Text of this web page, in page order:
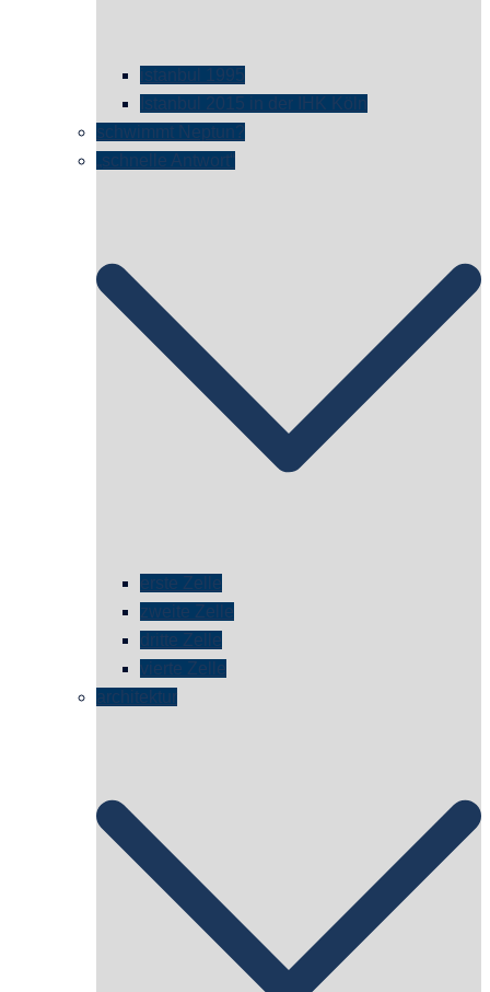
istanbul 1995
Istanbul 2015 in der IHK Köln
schwimmt Neptun?
„schnelle Antwort“
erste Zelle
zweite Zelle
dritte Zelle
vierte Zelle
architektur